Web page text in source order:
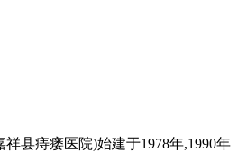
县痔瘘医院)始建于1978年,1990年